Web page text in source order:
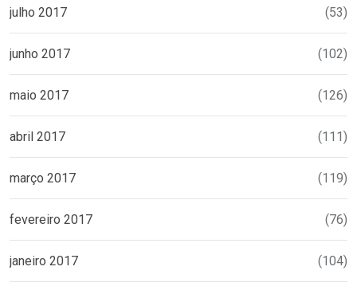
julho 2017 (53)
junho 2017 (102)
maio 2017 (126)
abril 2017 (111)
março 2017 (119)
fevereiro 2017 (76)
janeiro 2017 (104)